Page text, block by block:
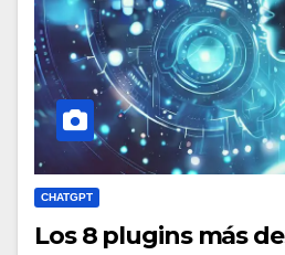
CHATGPT
Los 8 plugins más